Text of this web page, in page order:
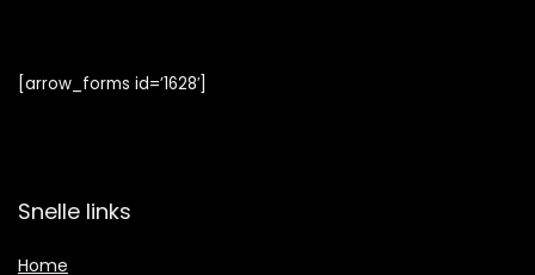
[arrow_forms id=’1628′]
Snelle links
Home